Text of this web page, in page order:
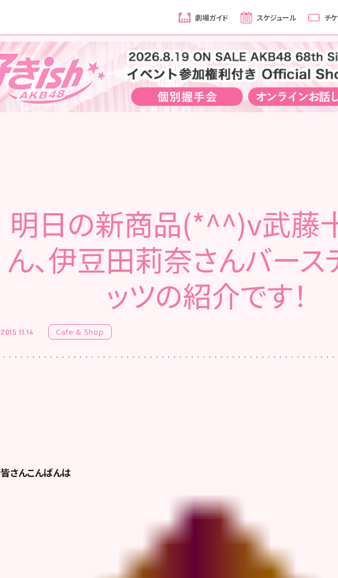
劇場ガイド スケジュール チ
明日の新商品(*^^)v武藤
ん、伊豆田莉奈さんバース
ッツの紹介です！
2015.11.14 Cafe & Shop
皆さんこんばんは